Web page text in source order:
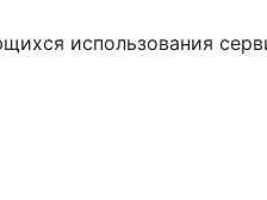
использования